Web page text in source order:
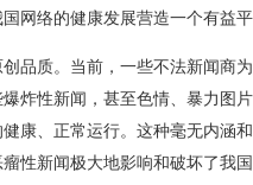
网络的健康发展营造一个有益平
质。当前，一些不法新闻商为
炸性新闻，甚至色情、暴力图片
康、正常运行。这种毫无内涵
性新闻极大地影响和破坏了我